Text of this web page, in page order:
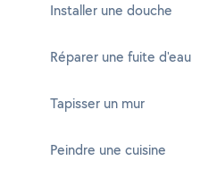
Installer une douche
Réparer une fuite d'eau
Tapisser un mur
Peindre une cuisine